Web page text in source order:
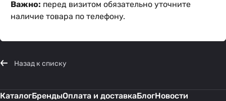
Важно: перед визитом обязательно уточните
наличие товара по телефону.
Назад к списку
КаталогБрендыОплата и доставкаБлогНовости